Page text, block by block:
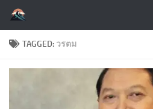
Skip to content
TAGGED: วรตม